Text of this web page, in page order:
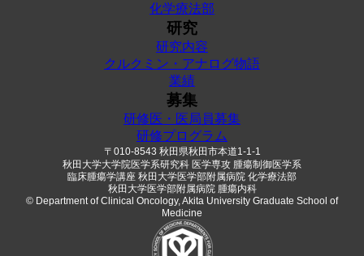
化学療法部
研究
研究内容
クルクミン・アナログ物語
業績
募集
研修医・医局員募集
研修プログラム
〒010-8543 秋田県秋田市本道1-1-1
秋田大学大学院医学系研究科 医学専攻 腫瘍制御医学系
臨床腫瘍学講座 秋田大学医学部附属病院 化学療法部
秋田大学医学部附属病院 腫瘍内科
© Department of Clinical Oncology, Akita University Graduate School of
Medicine